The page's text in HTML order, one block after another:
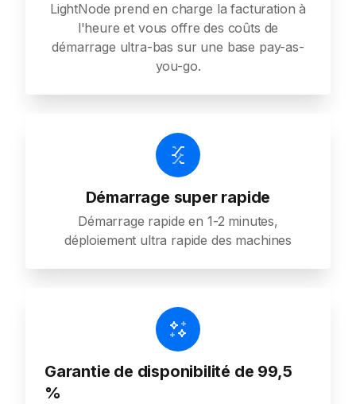
LightNode prend en charge la facturation à
l'heure et vous offre des coûts de
démarrage ultra-bas sur une base pay-as-
you-go.
Démarrage super rapide
Démarrage rapide en 1-2 minutes,
déploiement ultra rapide des machines
Garantie de disponibilité de 99,5
%